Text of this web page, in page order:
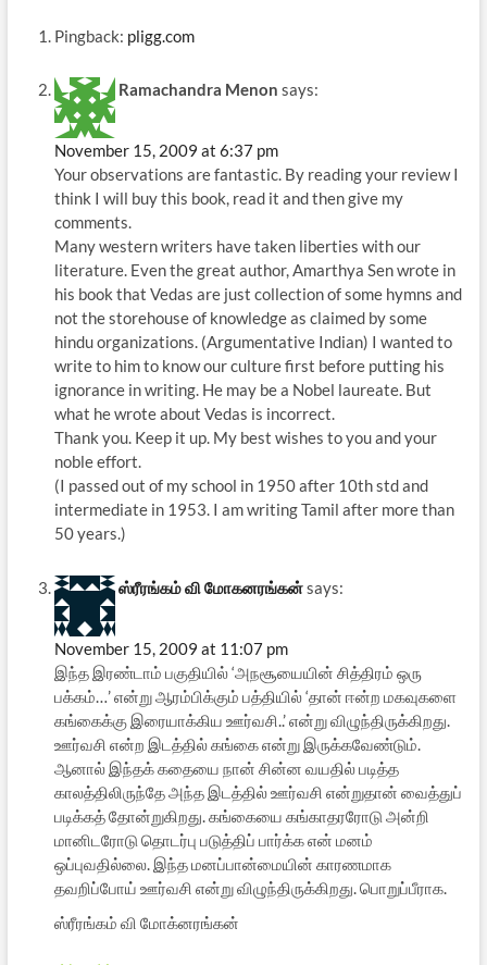
Pingback: pligg.com
Ramachandra Menon says:
November 15, 2009 at 6:37 pm
Your observations are fantastic. By reading your review I
think I will buy this book, read it and then give my
comments.
Many western writers have taken liberties with our
literature. Even the great author, Amarthya Sen wrote in
his book that Vedas are just collection of some hymns and
not the storehouse of knowledge as claimed by some
hindu organizations. (Argumentative Indian) I wanted to
write to him to know our culture first before putting his
ignorance in writing. He may be a Nobel laureate. But
what he wrote about Vedas is incorrect.
Thank you. Keep it up. My best wishes to you and your
noble effort.
(I passed out of my school in 1950 after 10th std and
intermediate in 1953. I am writing Tamil after more than
50 years.)
ஸ்ரீரங்கம் வி மோகனரங்கன்says:
November 15, 2009 at 11:07 pm
இந்த இரண்டாம் பகுதியில் ‘அநசூயையின் சித்திரம் ஒரு
பக்கம்…’ என்று ஆரம்பிக்கும் பத்தியில் ‘தான் ஈன்ற மகவுகளை
கங்கைக்கு இரையாக்கிய ஊர்வசி..’ என்று விழுந்திருக்கிறது.
ஊர்வசி என்ற இடத்தில் கங்கை என்று இருக்கவேண்டும்.
ஆனால் இந்தக் கதையை நான் சின்ன வயதில் படித்த
காலத்திலிருந்தே அந்த இடத்தில் ஊர்வசி என்றுதான் வைத்துப்
படிக்கத் தோன்றுகிறது. கங்கையை கங்காதரரோடு அன்றி
மானிடரோடு தொடர்பு படுத்திப் பார்க்க என் மனம்
ஒப்புவதில்லை. இந்த மனப்பான்மையின் காரணமாக
தவறிப்போய் ஊர்வசி என்று விழுந்திருக்கிறது. பொறுப்பீராக.
ஸ்ரீரங்கம் வி மோக்னரங்கன்